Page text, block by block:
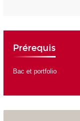
Prérequis
Bac et portfolio